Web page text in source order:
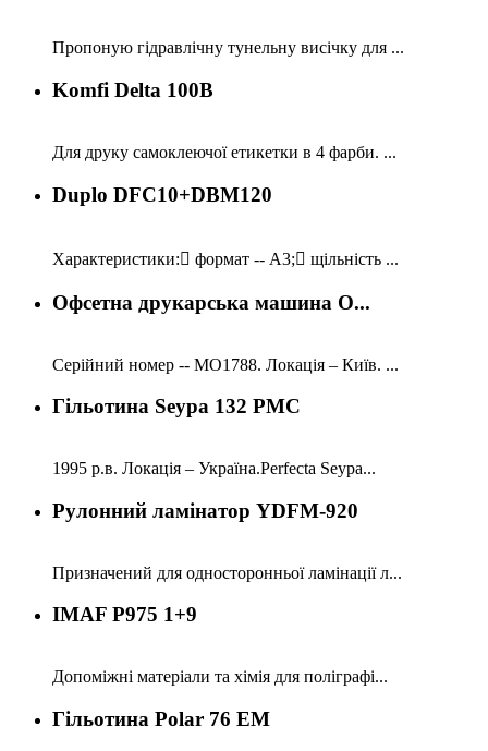
Пропоную гідравлічну тунельну висічку для ...
Komfi Delta 100B
Для друку самоклеючої етикетки в 4 фарби. ...
Duplo DFC10+DBM120
Характеристики: формат -- A3; щільність ...
Офсетна друкарська машина O...
Серійний номер -- МО1788. Локація – Київ. ...
Гільотина Seypa 132 PMC
1995 р.в. Локація – Україна.Perfecta Seypa...
Рулонний ламінатор YDFM-920
Призначений для односторонньої ламінації л...
IMAF P975 1+9
Допоміжні матеріали та хімія для поліграфі...
Гільотина Polar 76 EM